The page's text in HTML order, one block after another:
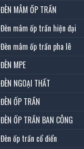
ĐÈN MÂM ỐP TRẦN
Đèn mâm ốp trần hiện đại
Đèn mâm ốp trần pha lê
ĐÈN MPE
ĐÈN NGOẠI THẤT
ĐÈN ỐP TRẦN
ĐÈN ỐP TRẦN BAN CÔNG
Đèn ốp trần cổ điển